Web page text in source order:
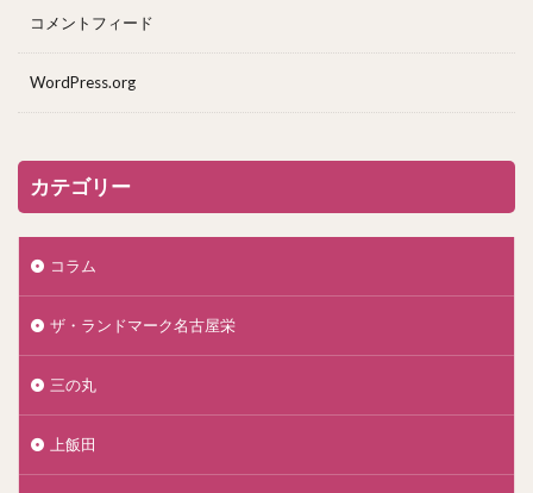
コメントフィード
WordPress.org
カテゴリー
コラム
ザ・ランドマーク名古屋栄
三の丸
上飯田